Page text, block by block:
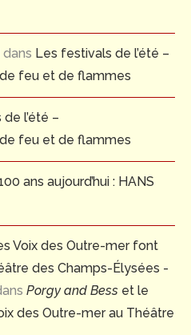
dans Les festivals de l’été –
de feu et de flammes
l’été –
de feu et de flammes
ans aujourd’hui : HANS
Voix des Outre-mer font
des Champs-Élysées -
Porgy and Bess et le
des Outre-mer au Théâtre